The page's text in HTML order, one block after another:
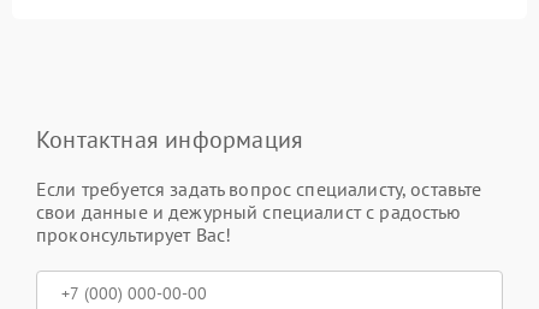
Контактная информация
Если требуется задать вопрос специалисту, оставьте
свои данные и дежурный специалист с радостью
проконсультирует Вас!